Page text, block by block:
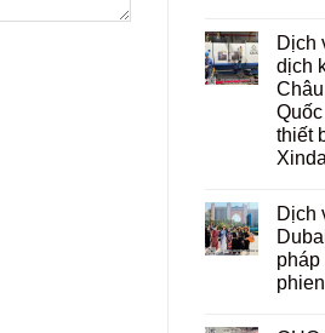
Dịch
dịch
thiết
Dịch
pháp